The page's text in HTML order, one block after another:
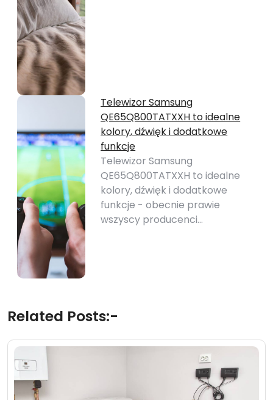
Telewizor Samsung
QE65Q800TATXXH to idealne
kolory, dźwięk i dodatkowe
funkcje
Telewizor Samsung
QE65Q800TATXXH to idealne
kolory, dźwięk i dodatkowe
funkcje - obecnie prawie
wszyscy producenci…
Related Posts:-